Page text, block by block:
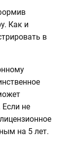
Как и
в
не
на 5 лет.